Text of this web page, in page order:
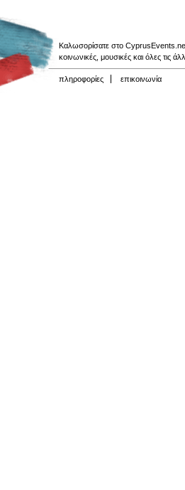
Καλωσορίσατε στο CyprusEvents.net,
κοινωνικές, μουσικές και όλες τις
πληροφορίες επικοινωνία